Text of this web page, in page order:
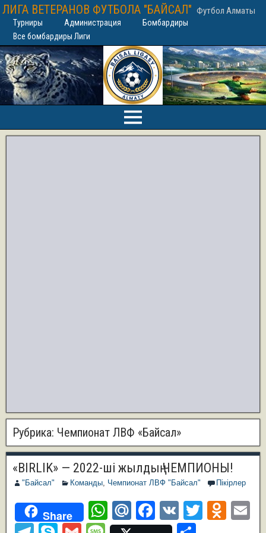
ЛИГА ВЕТЕРАНОВ ФУТБОЛА "БАЙСАЛ" Футбол Алматы
Турниры Администрация
Бомбардиры
Все бомбардиры Лиги
Рубрика: Чемпионат ЛВФ «Байсал»
«BIRLIK» — 2022-ші жылдың ЧЕМПИОНЫ!
"Байсал" Команды, Чемпионат ЛВФ "Байсал" Пікірлер
Share
W
M
F
V
T
O